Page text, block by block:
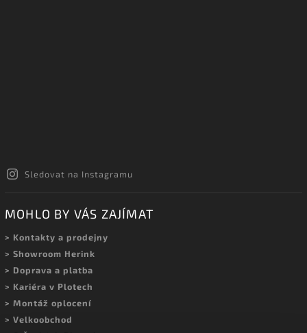
Sledovat na Instagramu
MOHLO BY VÁS ZAJÍMAT
> Kontakty a prodejny
> Showroom Herink
> Doprava a platba
> Kariéra v Plotech
> Montáž oplocení
> Velkoobchod